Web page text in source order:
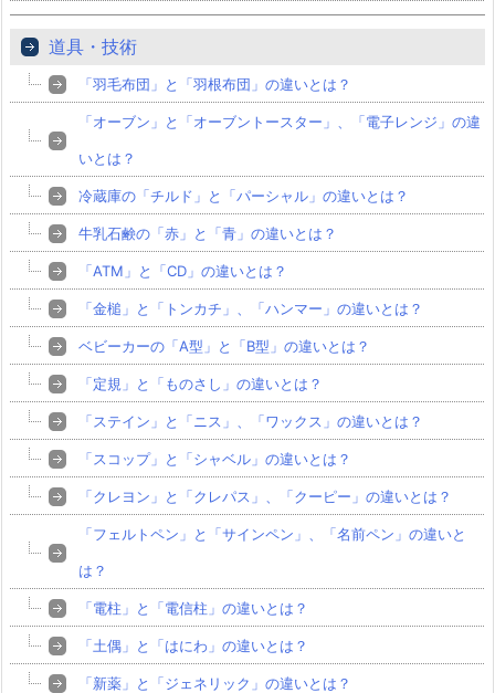
道具・技術
「羽毛布団」と「羽根布団」の違いとは？
「オーブン」と「オーブントースター」、「電子レンジ」の違
いとは？
冷蔵庫の「チルド」と「パーシャル」の違いとは？
牛乳石鹸の「赤」と「青」の違いとは？
「ATM」と「CD」の違いとは？
「金槌」と「トンカチ」、「ハンマー」の違いとは？
ベビーカーの「A型」と「B型」の違いとは？
「定規」と「ものさし」の違いとは？
「ステイン」と「ニス」、「ワックス」の違いとは？
「スコップ」と「シャベル」の違いとは？
「クレヨン」と「クレパス」、「クーピー」の違いとは？
「フェルトペン」と「サインペン」、「名前ペン」の違いと
は？
「電柱」と「電信柱」の違いとは？
「土偶」と「はにわ」の違いとは？
「新薬」と「ジェネリック」の違いとは？